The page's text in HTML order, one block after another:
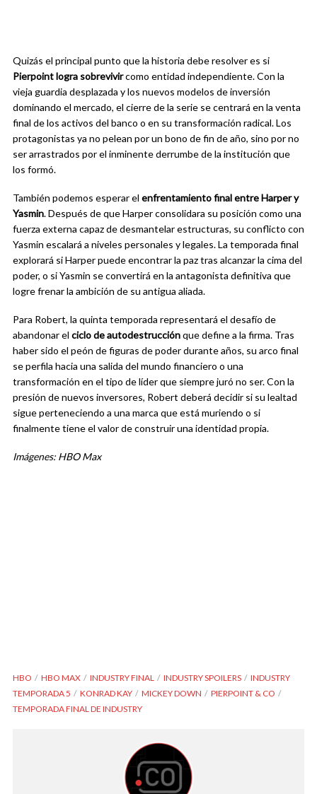
Quizás el principal punto que la historia debe resolver es si
Pierpoint logra sobrevivircomo entidad independiente. Con la
vieja guardia desplazada y los nuevos modelos de inversión
dominando el mercado, el cierre de la serie se centrará en la venta
final de los activos del banco o en su transformación radical. Los
protagonistas ya no pelean por un bono de fin de año, sino por no
ser arrastrados por el inminente derrumbe de la institución que
los formó.
También podemos esperar el enfrentamiento final entre Harper y
Yasmin. Después de que Harper consolidara su posición como una
fuerza externa capaz de desmantelar estructuras, su conflicto con
Yasmin escalará a niveles personales y legales. La temporada final
explorará si Harper puede encontrar la paz tras alcanzar la cima del
poder, o si Yasmin se convertirá en la antagonista definitiva que
logre frenar la ambición de su antigua aliada.
Para Robert, la quinta temporada representará el desafío de
abandonar el ciclo de autodestrucciónque define a la firma. Tras
haber sido el peón de figuras de poder durante años, su arco final
se perfila hacia una salida del mundo financiero o una
transformación en el tipo de líder que siempre juró no ser. Con la
presión de nuevos inversores, Robert deberá decidir si su lealtad
sigue perteneciendo a una marca que está muriendo o si
finalmente tiene el valor de construir una identidad propia.
Imágenes: HBO Max
HBO HBO MAX INDUSTRY FINAL INDUSTRY SPOILERS
INDUSTRY
TEMPORADA 5
KONRAD KAY MICKEY DOWN
PIERPOINT & CO
TEMPORADA FINAL DE INDUSTRY